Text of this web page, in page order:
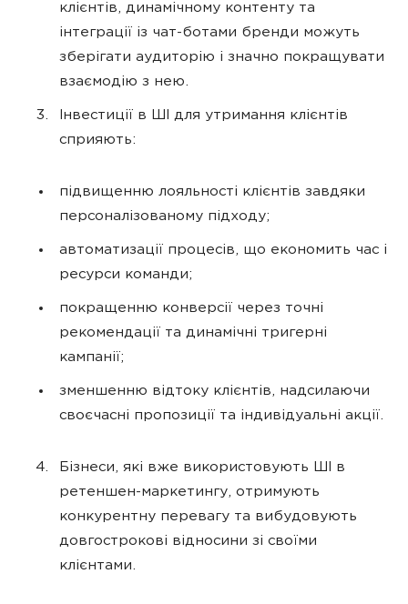
клієнтів, динамічному контенту та
інтеграції із чат-ботами бренди можуть
зберігати аудиторію і значно покращувати
взаємодію з нею.
Інвестиції в ШІ для утримання клієнтів
сприяють:
підвищенню лояльності клієнтів завдяки
персоналізованому підходу;
автоматизації процесів, що економить час і
ресурси команди;
покращенню конверсії через точні
рекомендації та динамічні тригерні
кампанії;
зменшенню відтоку клієнтів, надсилаючи
своєчасні пропозиції та індивідуальні акції.
Бізнеси, які вже використовують ШІ в
ретеншен-маркетингу, отримують
конкурентну перевагу та вибудовують
довгострокові відносини зі своїми
клієнтами.